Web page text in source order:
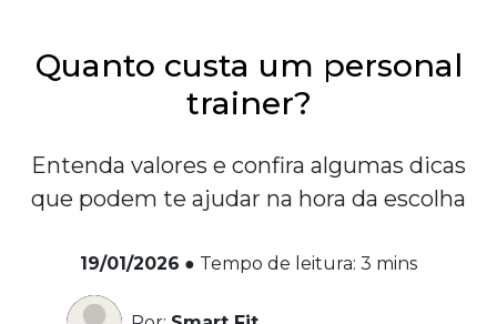
Quanto custa um personal
trainer?
Entenda valores e confira algumas dicas
que podem te ajudar na hora da escolha
19/01/2026 ● Tempo de leitura: 3 mins